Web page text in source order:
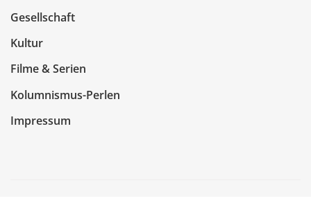
Gesellschaft
Kultur
Filme & Serien
Kolumnismus-Perlen
Impressum